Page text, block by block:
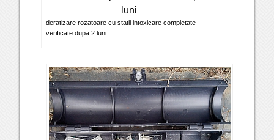
deratizare rozatoare cu statii intoxicare completate
verificate dupa 2 luni